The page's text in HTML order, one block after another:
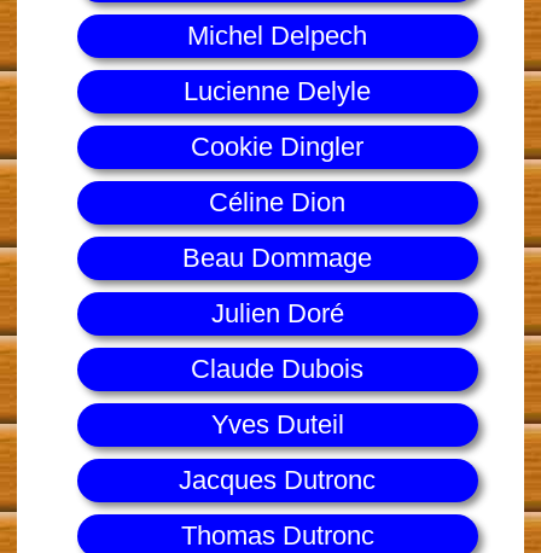
Michel Delpech
Lucienne Delyle
Cookie Dingler
Céline Dion
Beau Dommage
Julien Doré
Claude Dubois
Yves Duteil
Jacques Dutronc
Thomas Dutronc